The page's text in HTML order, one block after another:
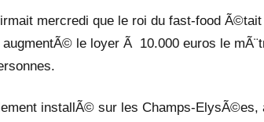
mercredi que le roi du fast-food
le loyer Ã 10.000 euros le
installÃ© sur les Champs-ElysÃ©es,